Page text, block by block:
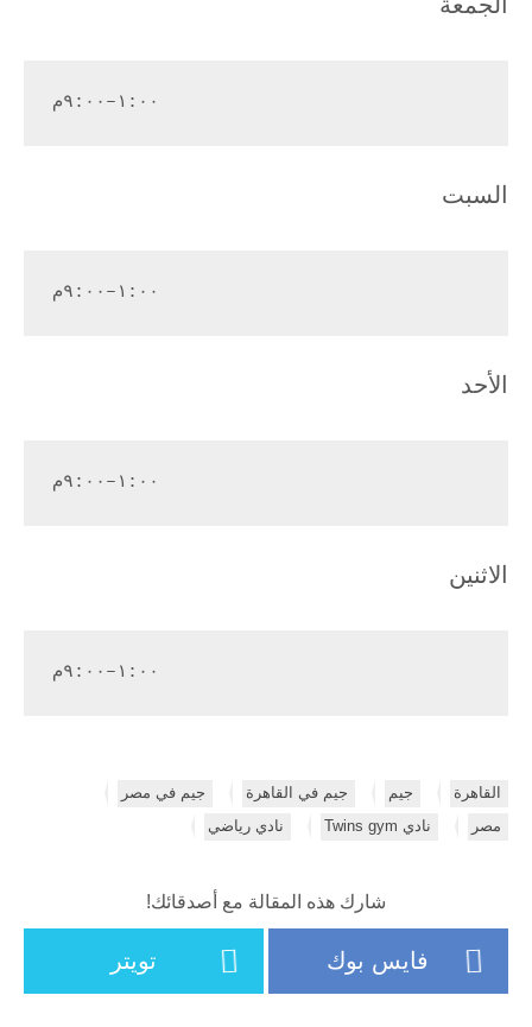
١:٠٠–٩:٠٠م
السبت
١:٠٠–٩:٠٠م
الأحد
١:٠٠–٩:٠٠م
الاثنين
١:٠٠–٩:٠٠م
القاهرة جيم جيم في القاهرة
جيم في مصر
مصر
نادي Twins gym نادي رياضي
شارك هذه المقالة مع أصدقائك!
فايس بوك تويتر